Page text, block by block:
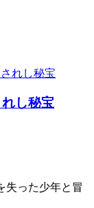
し秘宝
った少年と冒